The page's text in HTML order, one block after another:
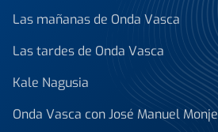
Las mañanas de Onda Vasca
Las tardes de Onda Vasca
Kale Nagusia
Onda Vasca con José Manuel Monje